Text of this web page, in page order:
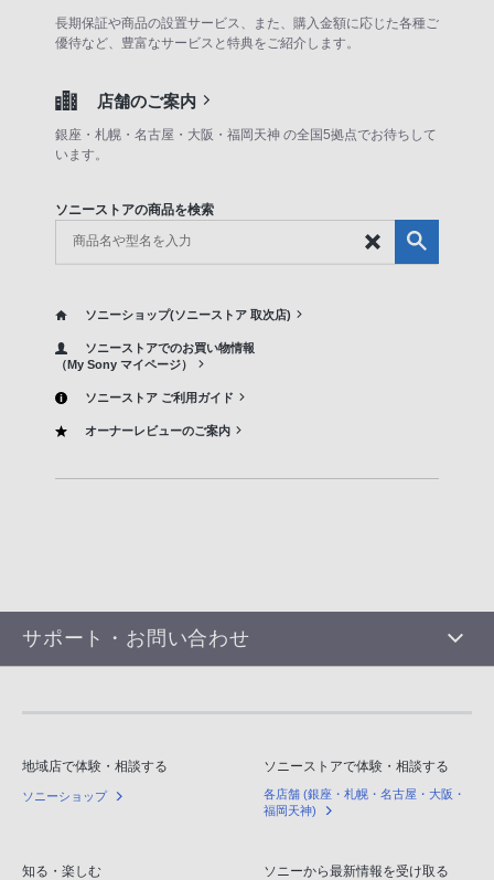
長期保証や商品の設置サービス、また、購入金額に応じた各種ご
優待など、豊富なサービスと特典をご紹介します。
店舗のご案内
銀座・札幌・名古屋・大阪・福岡天神 の全国5拠点でお待ちして
います。
ソニーストアの商品を検索
ソニーショップ(ソニーストア 取次店)
ソニーストアでのお買い物情報
（My Sony マイページ）
ソニーストア ご利用ガイド
オーナーレビューのご案内
サポート・お問い合わせ
地域店で体験・相談する
ソニーショップ
ソニーストアで体験・相談する
各店舗 (銀座・札幌・名古屋・大阪・
福岡天神)
知る・楽しむ ソニーから最新情報を受け取る